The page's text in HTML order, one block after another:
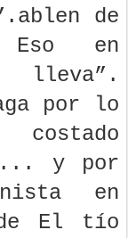
de
Eso en
lleva”.
por lo
y por
en
El tío